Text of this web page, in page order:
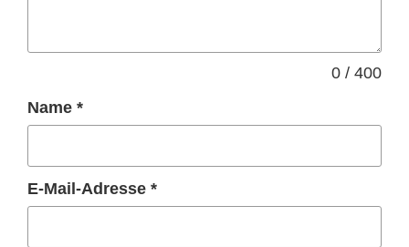
0 / 400
Name *
E-Mail-Adresse *